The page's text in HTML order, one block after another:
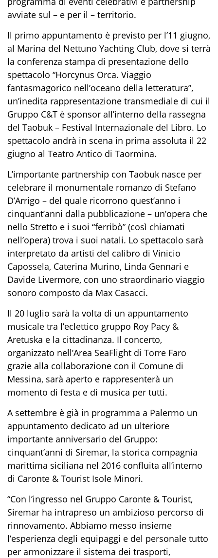
avviate sul – e per il – territorio.
Il primo appuntamento è previsto per l’11 giugno,
al Marina del Nettuno Yachting Club, dove si terrà
la conferenza stampa di presentazione dello
spettacolo “Horcynus Orca. Viaggio
fantasmagorico nell’oceano della letteratura”,
un’inedita rappresentazione transmediale di cui il
Gruppo C&T è sponsor all’interno della rassegna
del Taobuk – Festival Internazionale del Libro. Lo
spettacolo andrà in scena in prima assoluta il 22
giugno al Teatro Antico di Taormina.
L’importante partnership con Taobuk nasce per
celebrare il monumentale romanzo di Stefano
D’Arrigo – del quale ricorrono quest’anno i
cinquant’anni dalla pubblicazione – un’opera che
nello Stretto e i suoi “ferribò” (così chiamati
nell’opera) trova i suoi natali. Lo spettacolo sarà
interpretato da artisti del calibro di Vinicio
Capossela, Caterina Murino, Linda Gennari e
Davide Livermore, con uno straordinario viaggio
sonoro composto da Max Casacci.
Il 20 luglio sarà la volta di un appuntamento
musicale tra l’eclettico gruppo Roy Pacy &
Aretuska e la cittadinanza. Il concerto,
organizzato nell’Area SeaFlight di Torre Faro
grazie alla collaborazione con il Comune di
Messina, sarà aperto e rappresenterà un
momento di festa e di musica per tutti.
A settembre è già in programma a Palermo un
appuntamento dedicato ad un ulteriore
importante anniversario del Gruppo:
cinquant’anni di Siremar, la storica compagnia
marittima siciliana nel 2016 confluita all’interno
di Caronte & Tourist Isole Minori.
“Con l’ingresso nel Gruppo Caronte & Tourist,
Siremar ha intrapreso un ambizioso percorso di
rinnovamento. Abbiamo messo insieme
l’esperienza degli equipaggi e del personale tutto
per armonizzare il sistema dei trasporti,